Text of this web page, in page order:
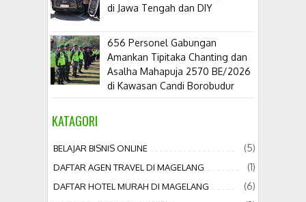
di Jawa Tengah dan DIY
656 Personel Gabungan
Amankan Tipitaka Chanting dan
Asalha Mahapuja 2570 BE/2026
di Kawasan Candi Borobudur
KATAGORI
BELAJAR BISNIS ONLINE (5)
DAFTAR AGEN TRAVEL DI MAGELANG (1)
DAFTAR HOTEL MURAH DI MAGELANG (6)